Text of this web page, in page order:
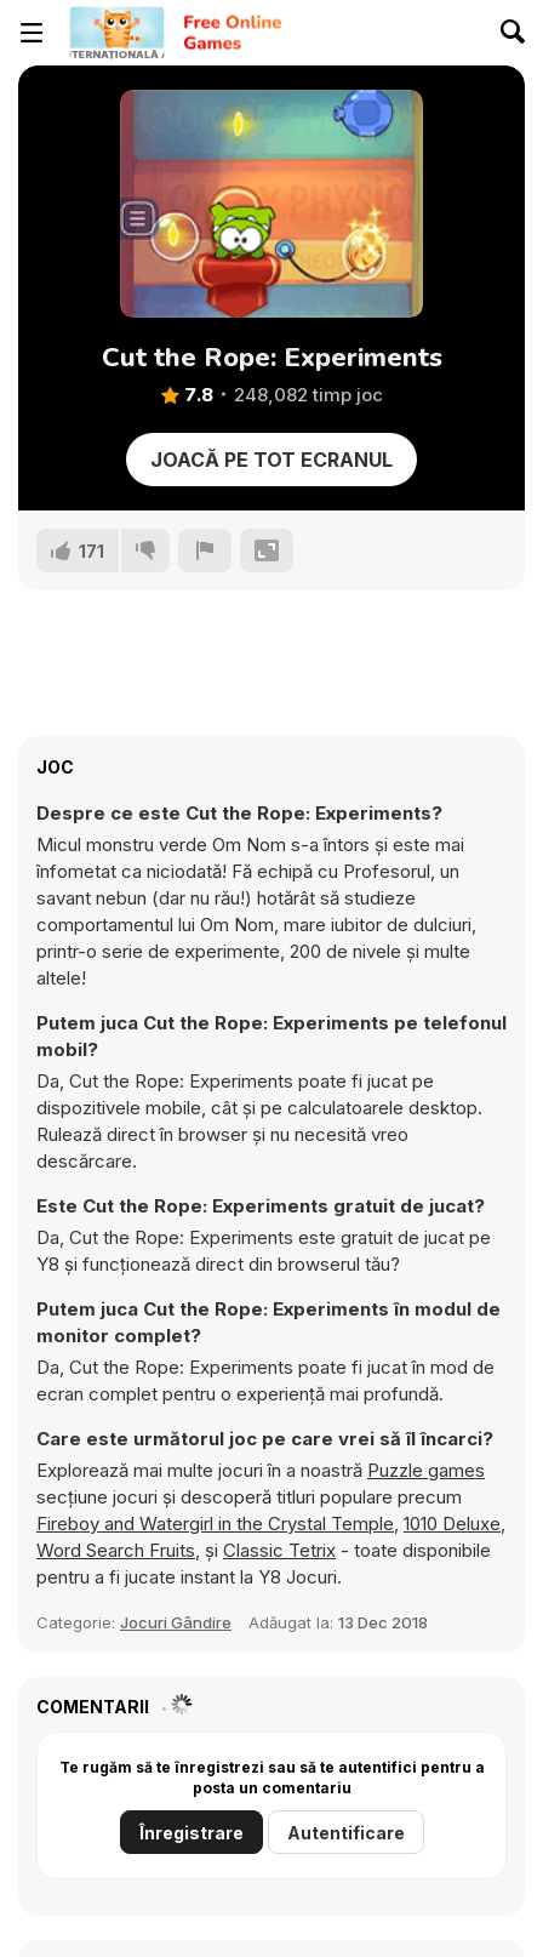
Cut the Rope: Experiments
7.8 248,082 timp joc
JOACĂ PE TOT ECRANUL
171
JOC
Despre ce este Cut the Rope: Experiments?
Micul monstru verde Om Nom s-a întors și este mai
înfometat ca niciodată! Fă echipă cu Profesorul, un
savant nebun (dar nu rău!) hotărât să studieze
comportamentul lui Om Nom, mare iubitor de dulciuri,
printr-o serie de experimente, 200 de nivele și multe
altele!
Putem juca Cut the Rope: Experiments pe telefonul
mobil?
Da, Cut the Rope: Experiments poate fi jucat pe
dispozitivele mobile, cât și pe calculatoarele desktop.
Rulează direct în browser și nu necesită vreo
descărcare.
Este Cut the Rope: Experiments gratuit de jucat?
Da, Cut the Rope: Experiments este gratuit de jucat pe
Y8 și funcționează direct din browserul tău?
Putem juca Cut the Rope: Experiments în modul de
monitor complet?
Da, Cut the Rope: Experiments poate fi jucat în mod de
ecran complet pentru o experiență mai profundă.
Care este următorul joc pe care vrei să îl încarci?
Explorează mai multe jocuri în a noastră Puzzle games
secțiune jocuri și descoperă titluri populare precum
Fireboy and Watergirl in the Crystal Temple, 1010 Deluxe,
Word Search Fruits, și Classic Tetrix - toate disponibile
pentru a fi jucate instant la Y8 Jocuri.
Categorie: Jocuri Gândire Adăugat la: 13 Dec 2018
COMENTARII
Te rugăm să te înregistrezi sau să te autentifici pentru a
posta un comentariu
Înregistrare Autentificare